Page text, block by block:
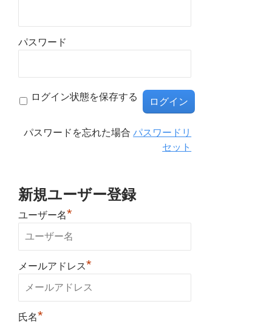
パスワード
ログイン状態を保存する
パスワードを忘れた場合パスワードリ
セット
新規ユーザー登録
ユーザー名*
メールアドレス*
氏名*